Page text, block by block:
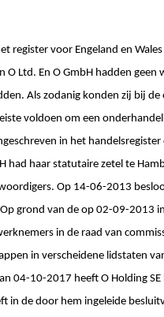
register voor Engeland en
Ltd. En O GmbH hadden
Als zodanig konden zij bij de
voldoen om een
in het
had haar statutaire zetel te
Op 14-06-2013
grond van de op 02-09-2013
in de raad van
in verscheidene lidstaten
04-10-2017 heeft O Holding
in de door hem ingeleide